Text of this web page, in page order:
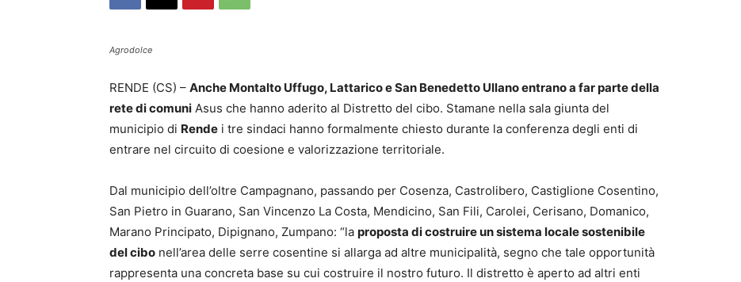
Agrodolce
RENDE (CS) – Anche Montalto Uffugo, Lattarico e San Benedetto Ullano entrano a far parte della
rete di comuni Asus che hanno aderito al Distretto del cibo. Stamane nella sala giunta del
municipio di Rende i tre sindaci hanno formalmente chiesto durante la conferenza degli enti di
entrare nel circuito di coesione e valorizzazione territoriale.
Dal municipio dell’oltre Campagnano, passando per Cosenza, Castrolibero, Castiglione Cosentino,
San Pietro in Guarano, San Vincenzo La Costa, Mendicino, San Fili, Carolei, Cerisano, Domanico,
Marano Principato, Dipignano, Zumpano: “la proposta di costruire un sistema locale sostenibile
del cibo nell’area delle serre cosentine si allarga ad altre municipalità, segno che tale opportunità
rappresenta una concreta base su cui costruire il nostro futuro. Il distretto è aperto ad altri enti